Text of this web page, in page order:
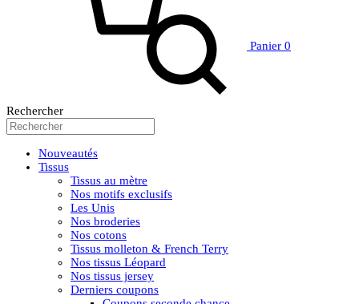
Panier 0
Rechercher
Nouveautés
Tissus
Tissus au mètre
Nos motifs exclusifs
Les Unis
Nos broderies
Nos cotons
Tissus molleton & French Terry
Nos tissus Léopard
Nos tissus jersey
Derniers coupons